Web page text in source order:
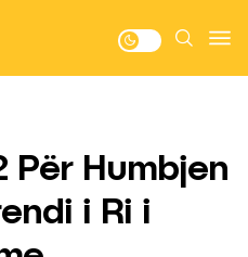
Për Humbjen
i Ri i